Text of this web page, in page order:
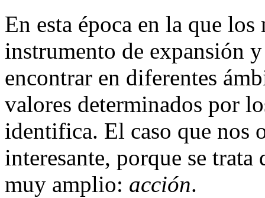
En esta época en la que
instrumento de expansión
encontrar en diferentes
valores determinados por
identifica. El caso que nos
interesante, porque se
muy amplio: acción.